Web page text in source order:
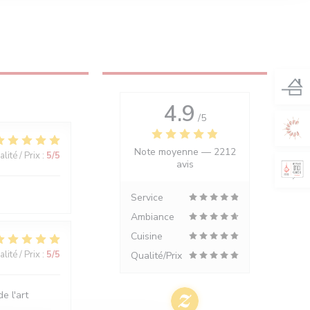
/ Prix : 5/5
/ Prix : 5/5
l'art
4.9 /5
Note moyenne — 2212
avis
Service
Ambiance
Cuisine
Qualité/Prix